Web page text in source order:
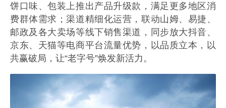
饼口味、包装上推出产品升级款，满足更多地区消
费群体需求；渠道精细化运营，联动山姆、易捷、
邮政及各大卖场等线下销售渠道，同步放大抖音、
京东、天猫等电商平台流量优势，以品质立本，以
共赢破局，让“老字号”焕发新活力。